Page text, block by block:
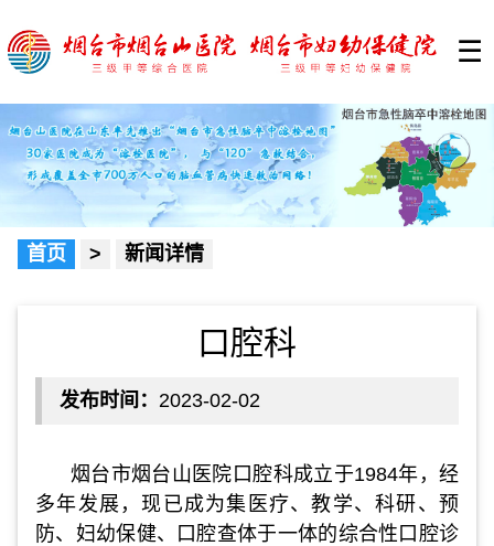
☰
首页 > 新闻详情
口腔科
发布时间： 2023-02-02
烟台市烟台山医院口腔科成立于1984年，经
多年发展，现已成为集医疗、教学、科研、预
防、妇幼保健、口腔查体于一体的综合性口腔诊